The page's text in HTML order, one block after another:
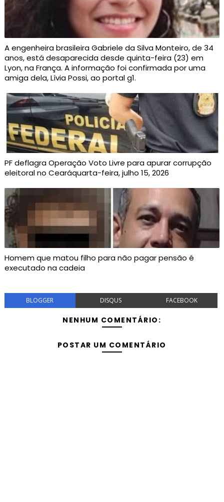
A engenheira brasileira Gabriele da Silva Monteiro, de 34
anos, está desaparecida desde quinta-feira (23) em
Lyon, na França. A informação foi confirmada por uma
amiga dela, Lívia Possi, ao portal g1.
PF deflagra Operação Voto Livre para apurar corrupção
eleitoral no Cearáquarta-feira, julho 15, 2026
Homem que matou filho para não pagar pensão é
executado na cadeia
BLOGGER DISQUS FACEBOOK
NENHUM COMENTÁRIO:
POSTAR UM COMENTÁRIO